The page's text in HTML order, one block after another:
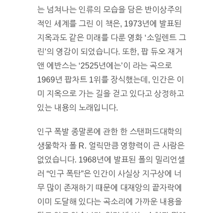
는 넘쳐나는 인류의 모습을 담은 반이상주의
적인 세계를 그린 이 책은, 1973년에 발표된
지옥과도 같은 미래를 다룬 영화 ‘소일렌트 그
린’의 영감이 되었습니다. 또한, 팝 듀오 재거
앤 에반스는 ‘2525년에는’이 라는 곡으로
1969년 팝차트 1위를 장식했는데, 인간은 이
미 지옥으로 가는 길을 걷고 있다고 상정하고
있는 내용의 노래입니다.
인구 폭발 종말론에 관한 한 스탠퍼드대학의
생물학자 폴 R. 얼릭만큼 영향력이 큰 사람은
없었습니다. 1968년에 발표된 폴의 밀리언셀
러 “인구 폭탄”은 인간이 사실상 지구상에 너
무 많이 존재하기 때문에 대재앙의 끝자락에
이미 도달해 있다는 곡소리에 가까운 내용을